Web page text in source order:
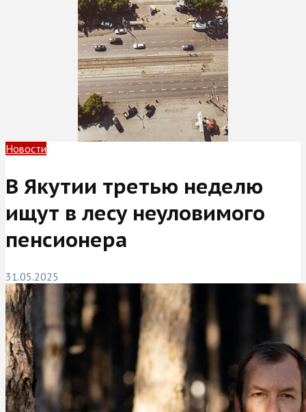
Новости
В Якутии третью неделю
ищут в лесу неуловимого
пенсионера
31.05.2025